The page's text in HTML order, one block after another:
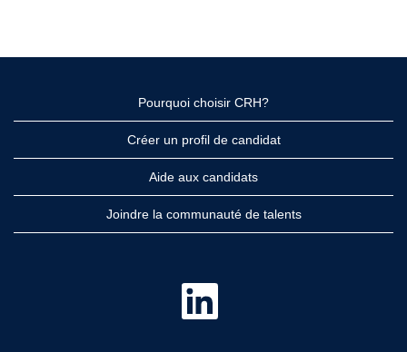
Pourquoi choisir CRH?
Créer un profil de candidat
Aide aux candidats
Joindre la communauté de talents
S
u